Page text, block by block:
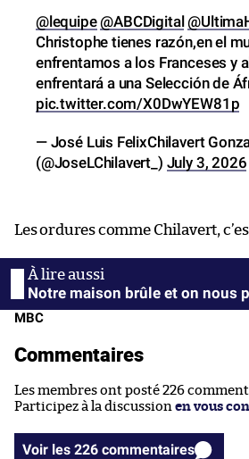
@lequipe@ABCDigital
Christophe tienes razón,en el
enfrentamos a los Franceses y
enfrentará a una Selección de
pic.twitter.com/X0DwYEW81p
— José Luis FelixChilavert
(@JoseLChilavert_) July 3, 2026
Les ordures comme Chilavert,
Notre maison brûle et on nous
MBC
Commentaires
Les membres ont posté 226
Participez à la discussion en vous
Voir les 226 commentaires